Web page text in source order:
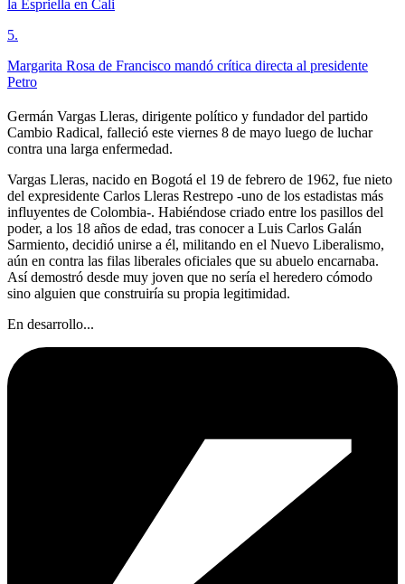
la Espriella en Cali
5.
Margarita Rosa de Francisco mandó crítica directa al presidente
Petro
Germán Vargas Lleras, dirigente político y fundador del partido
Cambio Radical, falleció este viernes 8 de mayo luego de luchar
contra una larga enfermedad.
Vargas Lleras, nacido en Bogotá el 19 de febrero de 1962, fue nieto
del expresidente Carlos Lleras Restrepo -uno de los estadistas más
influyentes de Colombia-. Habiéndose criado entre los pasillos del
poder, a los 18 años de edad, tras conocer a Luis Carlos Galán
Sarmiento, decidió unirse a él, militando en el Nuevo Liberalismo,
aún en contra las filas liberales oficiales que su abuelo encarnaba.
Así demostró desde muy joven que no sería el heredero cómodo
sino alguien que construiría su propia legitimidad.
En desarrollo...